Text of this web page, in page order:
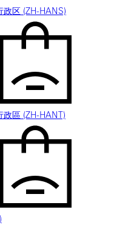
政区 (ZH-HANS)
政區 (ZH-HANT)